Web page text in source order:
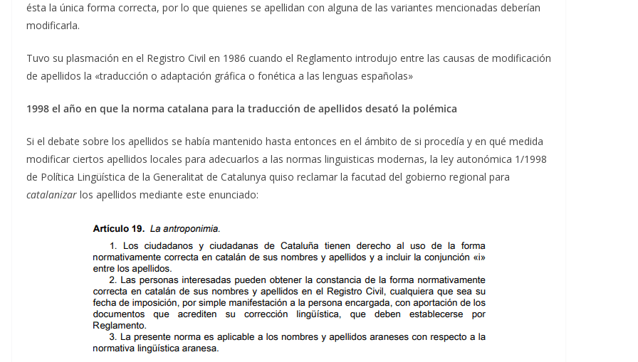
ésta la única forma correcta, por lo que quienes se apellidan con alguna de las variantes mencionadas deberían
modificarla.
Tuvo su plasmación en el Registro Civil en 1986 cuando el Reglamento introdujo entre las causas de modificación
de apellidos la «traducción o adaptación gráfica o fonética a las lenguas españolas»
1998 el año en que la norma catalana para la traducción de apellidos desató la polémica
Si el debate sobre los apellidos se había mantenido hasta entonces en el ámbito de si procedía y en qué medida
modificar ciertos apellidos locales para adecuarlos a las normas linguisticas modernas, la ley autonómica 1/1998
de Política Lingüística de la Generalitat de Catalunya quiso reclamar la facutad del gobierno regional para
catalanizar los apellidos mediante este enunciado: